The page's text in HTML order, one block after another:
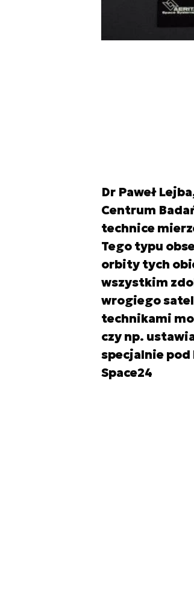
Dr Paweł
Centrum
technice
Tego typu
orbity tych
wszystkim
wrogiego
technikami
czy np.
specjalnie pod
Space24